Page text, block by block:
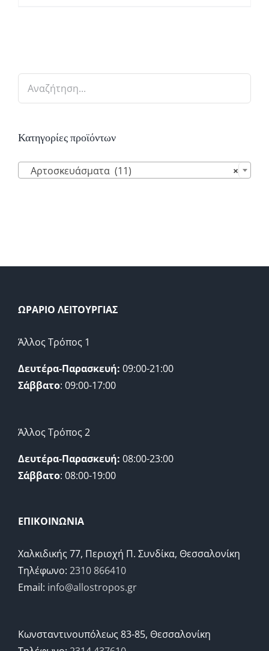
Κατηγορίες προϊόντων
×
Αρτοσκευάσματα (11)
ΩΡΑΡΙΟ ΛΕΙΤΟΥΡΓΙΑΣ
Άλλος Τρόπος 1
Δευτέρα-Παρασκευή: 09:00-21:00
Σάββατο: 09:00-17:00
Άλλος Τρόπος 2
Δευτέρα-Παρασκευή: 08:00-23:00
Σάββατο: 08:00-19:00
ΕΠΙΚΟΙΝΩΝΙΑ
Χαλκιδικής 77, Περιοχή Π. Συνδίκα, Θεσσαλονίκη
Τηλέφωνο: 2310 866410
Email: info@allostropos.gr
Κωνσταντινουπόλεως 83-85, Θεσσαλονίκη